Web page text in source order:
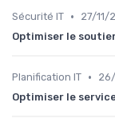
Sécurité IT •
27/11/
Optimiser le
Planification IT •
Optimiser le